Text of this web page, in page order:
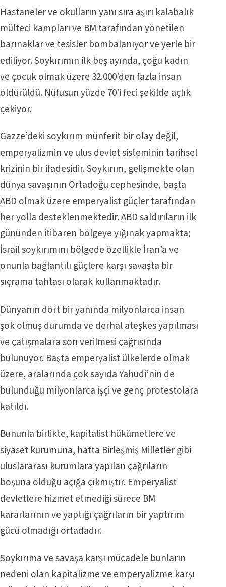
Hastaneler ve okulların yanı sıra aşırı kalabalık
mülteci kampları ve BM tarafından yönetilen
barınaklar ve tesisler bombalanıyor ve yerle bir
ediliyor. Soykırımın ilk beş ayında, çoğu kadın
ve çocuk olmak üzere 32.000’den fazla insan
öldürüldü. Nüfusun yüzde 70’i feci şekilde açlık
çekiyor.
Gazze’deki soykırım münferit bir olay değil,
emperyalizmin ve ulus devlet sisteminin tarihsel
krizinin bir ifadesidir. Soykırım, gelişmekte olan
dünya savaşının Ortadoğu cephesinde, başta
ABD olmak üzere emperyalist güçler tarafından
her yolla desteklenmektedir. ABD saldırıların ilk
gününden itibaren bölgeye yığınak yapmakta;
İsrail soykırımını bölgede özellikle İran’a ve
onunla bağlantılı güçlere karşı savaşta bir
sıçrama tahtası olarak kullanmaktadır.
Dünyanın dört bir yanında milyonlarca insan
şok olmuş durumda ve derhal ateşkes yapılması
ve çatışmalara son verilmesi çağrısında
bulunuyor. Başta emperyalist ülkelerde olmak
üzere, aralarında çok sayıda Yahudi’nin de
bulunduğu milyonlarca işçi ve genç protestolara
katıldı.
Bununla birlikte, kapitalist hükümetlere ve
siyaset kurumuna, hatta Birleşmiş Milletler gibi
uluslararası kurumlara yapılan çağrıların
boşuna olduğu açığa çıkmıştır. Emperyalist
devletlere hizmet etmediği sürece BM
kararlarının ve yaptığı çağrıların bir yaptırım
gücü olmadığı ortadadır.
Soykırıma ve savaşa karşı mücadele bunların
nedeni olan kapitalizme ve emperyalizme karşı